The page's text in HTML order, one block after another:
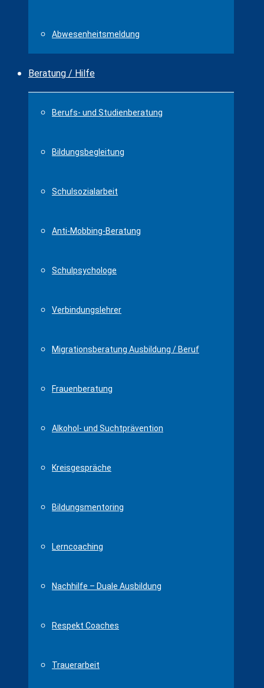
Abwesenheitsmeldung
Beratung / Hilfe
Berufs- und Studienberatung
Bildungsbegleitung
Schulsozialarbeit
Anti-Mobbing-Beratung
Schulpsychologe
Verbindungslehrer
Migrationsberatung Ausbildung / Beruf
Frauenberatung
Alkohol- und Suchtprävention
Kreisgespräche
Bildungsmentoring
Lerncoaching
Nachhilfe – Duale Ausbildung
Respekt Coaches
Trauerarbeit